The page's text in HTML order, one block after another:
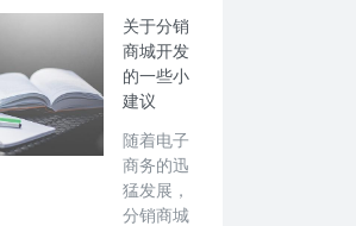
关于分销
商城开发
的一些小
建议
随着电子
商务的迅
猛发展，
分销商城